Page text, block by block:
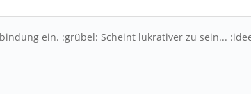
ein. :grübel: Scheint lukrativer zu sein...